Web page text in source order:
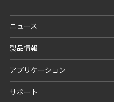
ニュース
製品情報
アプリケーション
サポート